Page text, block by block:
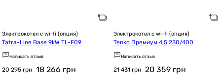
Электрокотел с wi-fi (опция)
Tatra-Line Base 9kW TL-F09
Написать отзыв
20 295 грн 18 266 грн
Электрокотел с wi-fi (опция)
Tenko Премиум 4,5 230/400
Написать отзыв
21 431 грн 20 359 грн